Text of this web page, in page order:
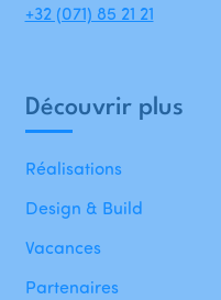
Découvrir plus
Réalisations
Design & Build
Vacances
Partenaires
+32 (071) 85 21 21